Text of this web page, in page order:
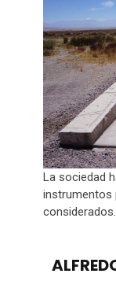
La sociedad
instrumentos